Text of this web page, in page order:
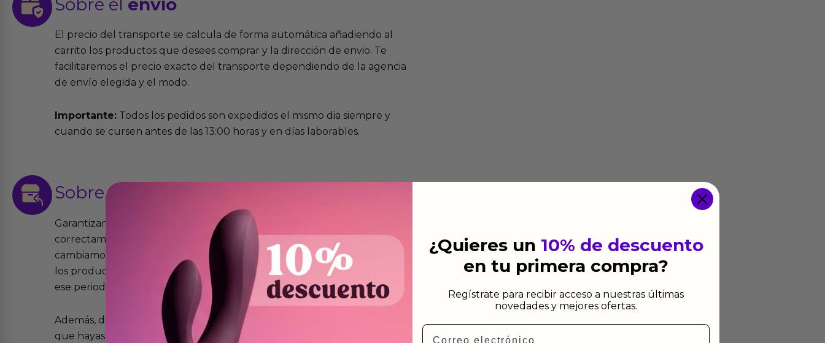
El precio del transporte se calcula de forma automática añadiendo al
carrito los productos que desees comprar y la dirección de envio. Te
facilitaremos el precio exacto del transporte dependiendo de la agencia
de envío elegida y el modo.
Importante: Todos los pedidos son expedidos el mismo dia siempre y
cuando se cursen antes de las 13:00 horas y en días laborables.
Sobre las
Garantizamos que los productos que vendemos funcionan
correctamente y que si tienen algún defecto de fabricación te lo
cambiamos sin costo alguno. La ley de 2 años de garantía significa que
los productos tienen garantía contra defectos de fabricación durante
ese periodo pero no por mal uso o uso indebido.
Además, dispones de 15 días desde la entrega para devolver productos
que hayas recibido y que simplemente no te gusten o no los quieras.
¿Quieres un 10% de descuento
en tu primera compra?
Regístrate para recibir acceso a nuestras últimas
novedades y mejores ofertas.
Email